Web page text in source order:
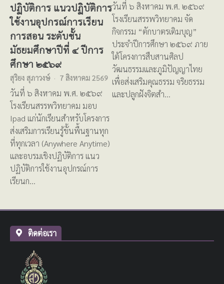
ปฏิบัติการ แนวปฏิบัติการ
ใช้งานอุปกรณ์การเรียน
การสอน ระดับชั้น
มัธยมศึกษาปีที่ ๔ ปีการ
ศึกษา ๒๕๖๙
สุริยง สุภาวงษ์ 7 สิงหาคม 2569
วันที่ ๖ สิงหาคม พ.ศ. ๒๕๖๙
โรงเรียนสรรพวิทยาคม มอบ
Ipad แก่นักเรียนสำหรับโครงการ
ส่งเสริมการเรียนรู้ขั้นพื้นฐานทุก
ที่ทุกเวลา (Anywhere Anytime)
และอบรมเชิงปฏิบัติการ แนว
ปฏิบัติการใช้งานอุปกรณ์การ
เรียนก…
วันที่ ๖ สิงหาคม พ.ศ. ๒๕๖๙
โรงเรียนสรรพวิทยาคม จัด
กิจกรรม “ตักบาตรเติมบุญ”
ประจำปีการศึกษา ๒๕๖๙ ภาย
ใต้โครงการสืบสานศิลป
วัฒนธรรมและภูมิปัญญาไทย
เพื่อส่งเสริมคุณธรรม จริยธรรม
และปลูกฝังจิตสำ…
ติดต่อเรา